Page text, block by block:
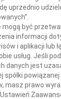
razem z
z wielkim
uprzednio
mogą być
informacji
i aplikacji lub
usług. Jeśli
danych jest
spółki
masz prawo